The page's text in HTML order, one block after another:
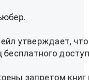
утверждает,
бесплатного
запретом